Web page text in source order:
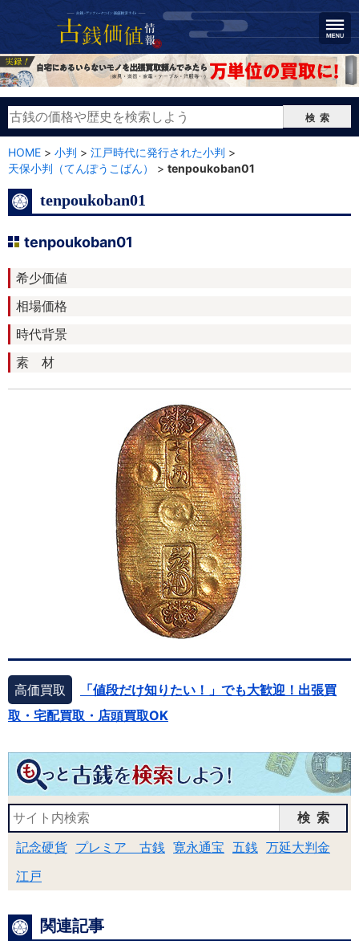
検索
HOME > 小判 > 江戸時代に発行された小判 >
天保小判（てんぽうこばん）
> tenpoukoban01
tenpoukoban01
tenpoukoban01
希少価値
相場価格
時代背景
素 材
高価買取
「値段だけ知りたい！」でも大歓迎！出張買
取・宅配買取・店頭買取OK
検索
記念硬貨 プレミア 古銭 寛永通宝 五銭 万延大判金
江戸
関連記事